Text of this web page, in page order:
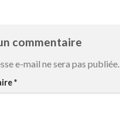
commentaire
e-mail ne sera pas publiée.
*